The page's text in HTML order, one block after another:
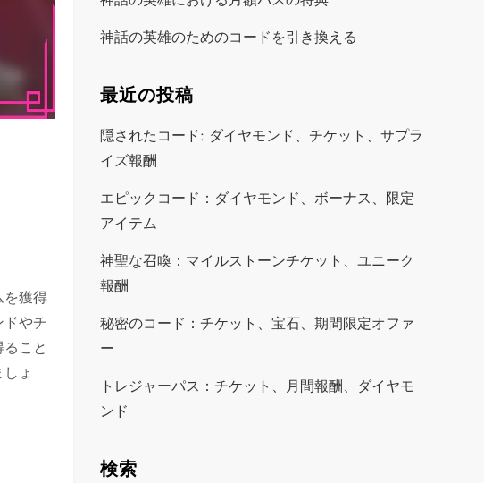
を獲得
やチ
こと
ょ
神話の英雄のためのコードを引き換える
最近の投稿
隠されたコード: ダイヤモンド、チケット、サプラ
イズ報酬
エピックコード：ダイヤモンド、ボーナス、限定
アイテム
神聖な召喚：マイルストーンチケット、ユニーク
報酬
秘密のコード：チケット、宝石、期間限定オファ
ー
トレジャーパス：チケット、月間報酬、ダイヤモ
ンド
検索